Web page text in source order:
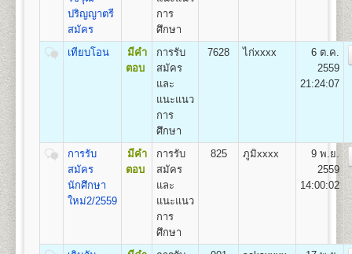
กลุ่มวิชาเอกการปกครอง (Plan A),
2. กลุ่มวิชาเอกความสัมพันธ์ระหว่างประเทศ (Plan B)
3. และกลุ่มวิชาเอกการบริหารรัฐกิจ (Plan C)
หลักสูตร 4 ปี จำนวน 137
ชื่อปริญญาเศรษฐศาสตรบัณฑิต (ศ.บ.) Bachelor of
Economics (B.Econ.)
เปิดสอน6
เศรษฐศาสตร์ทฤษฎีและเชิงปริมาณ
เศรษฐศาสตร์ธุรกิจและอุตสาหกรรม เศรษฐศาสตร์การ
เงินและการบริหารความเสี่ยง เศรษฐศาสตร์การคลังและ
การพัฒนา เศรษฐศาสตร์ระหว่างประเทศและโลกาภิวัตน์
และเศรษฐศาสตร์การเกษตร
ประวัตินักศึกษาใหม่ (ม.ร.๒๕) สำ หรับแผ่นระบายให้ใส่
ไว้ในคู่มือ ม.ร. ๒๕
๕. เอกสารอื่นๆ(ถ้ามี) กรณี
มีการเปลี่ยนชื่อตัว-นามสกุล ให้เย็บติดคู่กับสำเนาวุฒิบัตร
ห้องประชุมใหญ่
อาคารหอประชุม
พ่อขุนรามคำแหงมหาราช
- เลือกกระบวนวิชาลงท
โดยดูกระบวนวิชาชั้นปี
*(กรณีผู้ใช้ม.ร.๓๖, ม.ร.
ห้องศักดิ์ ผาสุขนิรันด์
อาคารหอประชุมพ่อขุนรามคำแหง
มหาราช
- ชำระเงินค่าธรรมเนีย
(ดูรายละเอียดหน้า ๑๓
- จัดเก็บซองประวัตินักศึ
ปริญญาตรี
สมัคร
การ
ศึกษา
เทียบโอน
มีคำ
ตอบ
การรับ
สมัคร
และ
แนะแนว
การ
ศึกษา
7628 ไก่xxxx
6 ต.ค.
2559
21:24:07
การรับ
สมัคร
นักศึกษา
ใหม่2/2559
มีคำ
ตอบ
การรับ
สมัคร
และ
แนะแนว
การ
ศึกษา
825 ภูมิxxxx
9 พ.ย.
2559
14:00:02